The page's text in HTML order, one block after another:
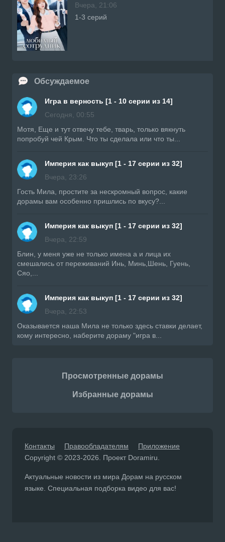
Вчера, 21:06
1-3 серий
Обсуждаемое
Игра в верность [1 - 10 серии из 14]
Сегодня, 00:55
Мотя, Еще и тут отвечу тебе, тварь, только вякнуть
попробуй чей Крым. Что ты сделала или что ты...
Империя как выкуп [1 - 17 серии из 32]
Вчера, 23:26
Гость Мила, простите за нескромный вопрос, какие
дорамы вам особенно пришлись по вкусу?...
Империя как выкуп [1 - 17 серии из 32]
Вчера, 22:59
Блин, у меня уже не только имена а и лица их
смешались от переживаний Инь, Минь,Шень, Гуень,
Сяо,...
Империя как выкуп [1 - 17 серии из 32]
Вчера, 22:53
Оказывается наша Мила не только здесь ставки делает,
кому интересно, наберите дораму "игра в...
Просмотренные дорамы
Избранные дорамы
Контакты Правообладателям
Приложение
Copyright © 2023-2026. Проект Doramiru.
Актуальные новости из мира Дорам на русском
языке. Специальная подборка видео для вас!